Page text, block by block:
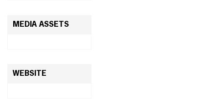
MEDIA ASSETS
WEBSITE